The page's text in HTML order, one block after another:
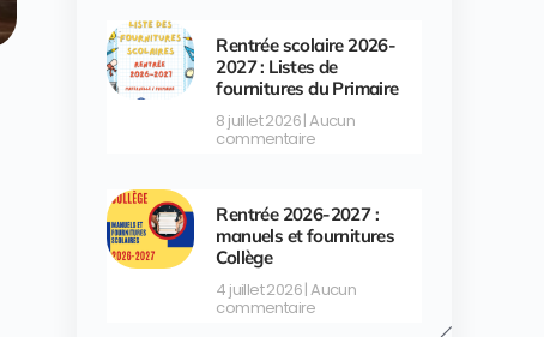
Rentrée scolaire 2026-
2027 : Listes de
fournitures du Primaire
8 juillet 2026 Aucun
commentaire
Rentrée 2026-2027 :
manuels et fournitures
Collège
4 juillet 2026 Aucun
commentaire